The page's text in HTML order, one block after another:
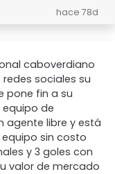
hace 78d
caboverdiano
sociales su
pone fin a su
de
agente libre y está
sin costo
y 3 goles con
valor de mercado